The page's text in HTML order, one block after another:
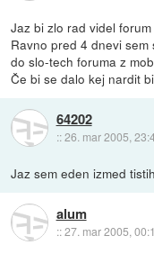
Jaz bi zlo rad videl
Ravno pred 4 dnevi
do slo-tech foruma z
Če bi se dalo kej nardit
64202
::26. mar 2005,
Jaz sem eden izmed
alum
::27. mar 2005,